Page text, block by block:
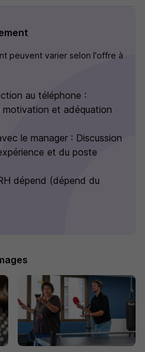
peuvent varier selon l'offre à
au téléphone :
et adéquation
le manager : Discussion
et du poste
dépend (dépend du